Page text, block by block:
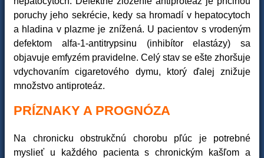
poruchy jeho sekrécie, kedy sa hromadí v hepatocytoch
a hladina v plazme je znížená. U pacientov s vrodeným
defektom alfa-1-antitrypsinu (inhibítor elastázy) sa
objavuje emfyzém pravidelne. Celý stav se ešte zhoršuje
vdychovaním cigaretového dymu, ktorý ďalej znižuje
množstvo antiproteáz.
PRÍZNAKY A PROGNÓZA
Na chronicku obstrukčnú chorobu pľúc je potrebné
myslieť u každého pacienta s chronickým kašľom a